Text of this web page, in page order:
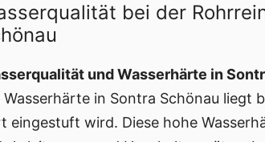
bei der
und Wasserhärte in
Wasserhärte in Sontra Schönau liegt
eingestuft wird. Diese hohe